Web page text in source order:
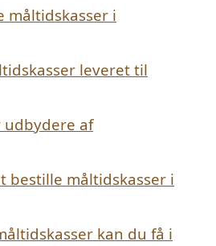
måltidskasser i
leveret til
udbydere af
bestille måltidskasser i
kan du få i